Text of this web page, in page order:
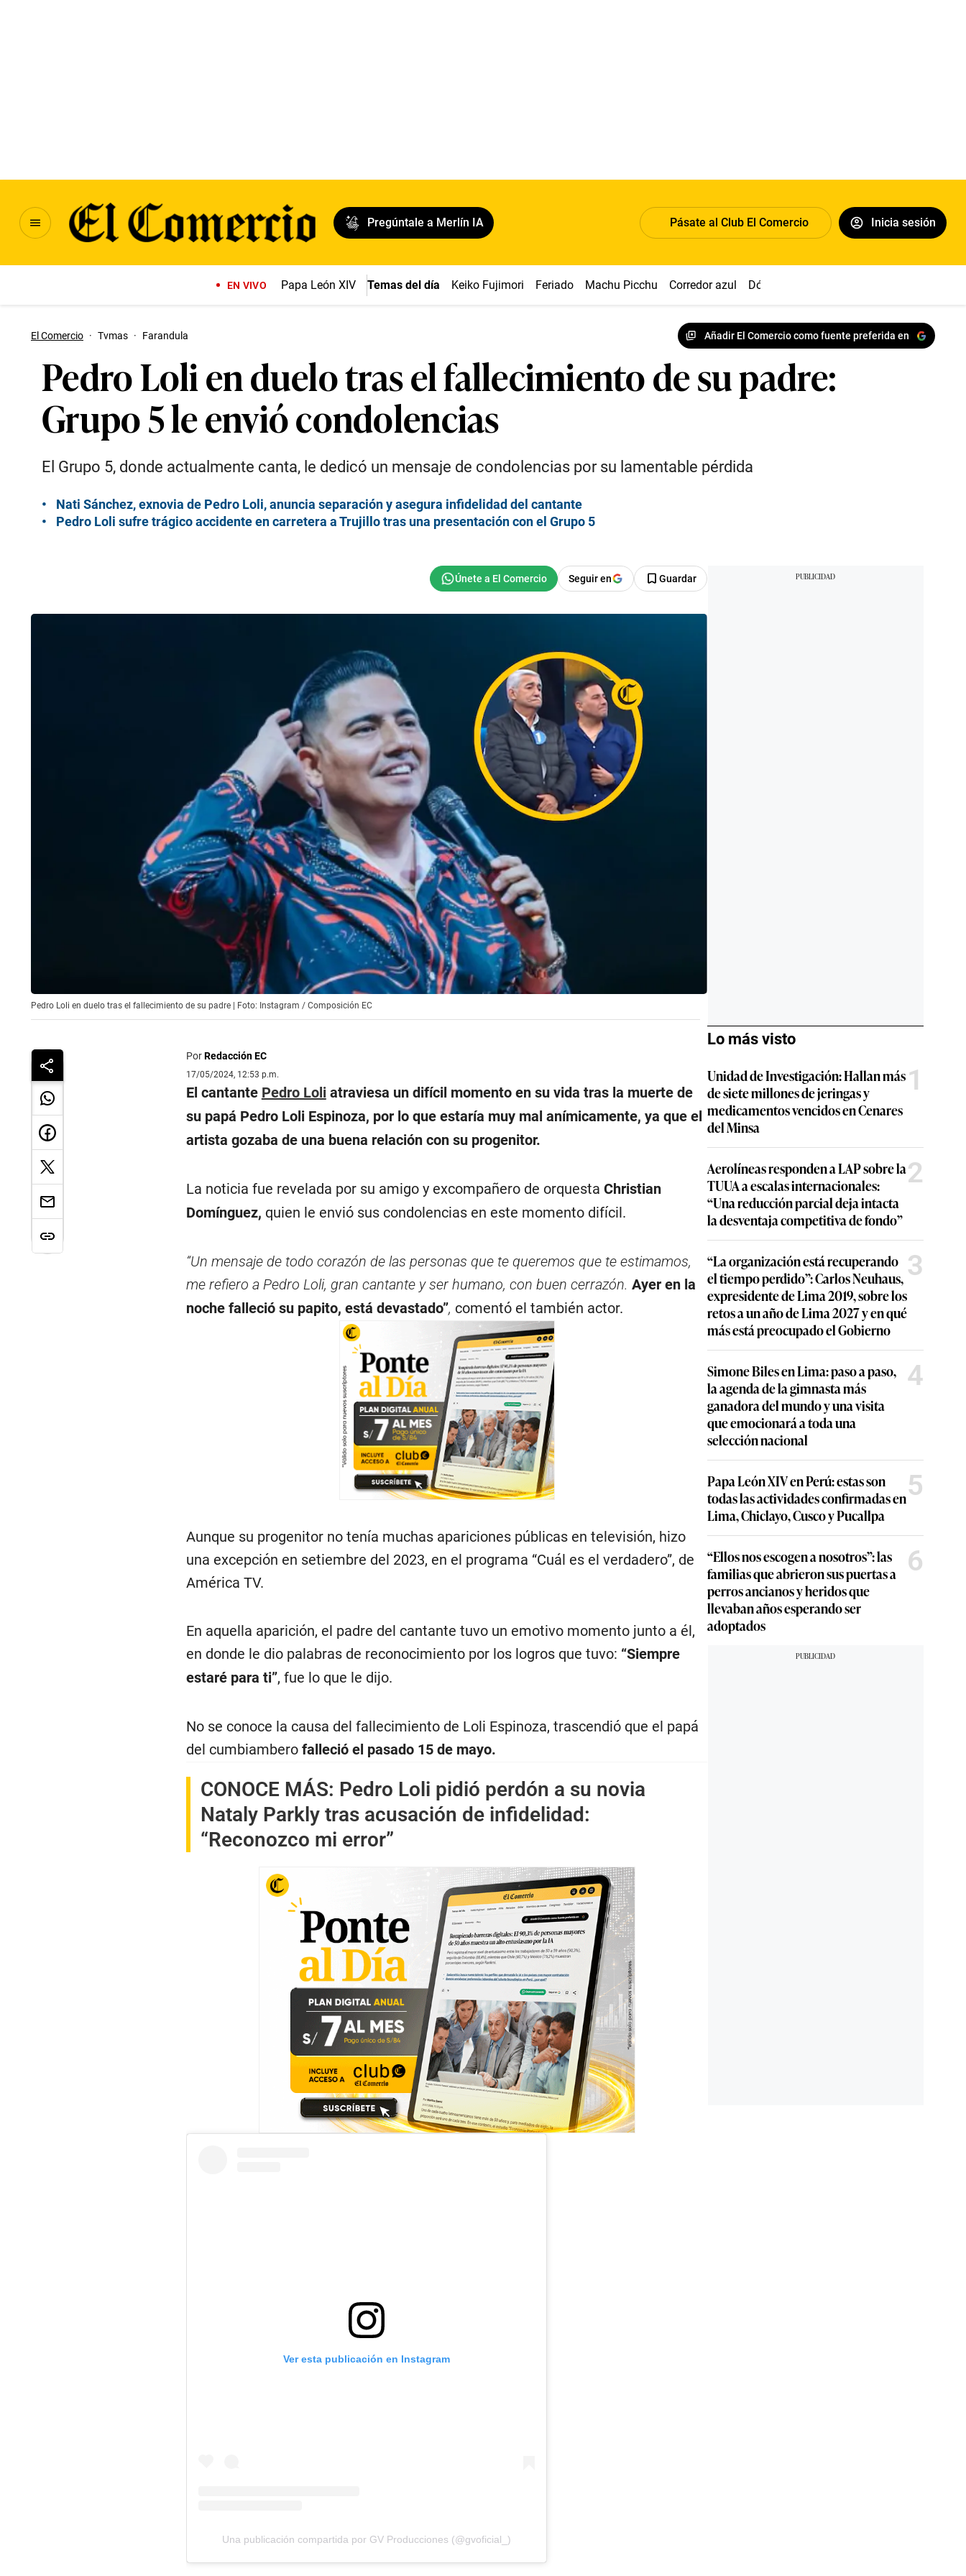
Pregúntale a Merlín IA Pásate al Club El Comercio Inicia sesión
EN VIVO Papa León XIV Temas del día Keiko Fujimori Feriado Machu Picchu Corredor azul Dólar
El Comercio · Tvmas · Farandula Añadir El Comercio como fuente preferida en
Pedro Loli en duelo tras el fallecimiento de su padre:
Grupo 5 le envió condolencias
El Grupo 5, donde actualmente canta, le dedicó un mensaje de condolencias por su lamentable pérdida
Nati Sánchez, exnovia de Pedro Loli, anuncia separación y asegura infidelidad del cantante
Pedro Loli sufre trágico accidente en carretera a Trujillo tras una presentación con el Grupo 5
Seguir en Guardar
Pedro Loli en duelo tras el fallecimiento de su padre | Foto: Instagram / Composición EC
PorRedacción EC
17/05/2024, 12:53 p.m.
El cantante Pedro Loliatraviesa un difícil momento en su vida tras la muerte de
su papá Pedro Loli Espinoza, por lo que estaría muy mal anímicamente, ya que el
artista gozaba de una buena relación con su progenitor.
La noticia fue revelada por su amigo y excompañero de orquesta Christian
Domínguez, quien le envió sus condolencias en este momento difícil.
“Un mensaje de todo corazón de las personas que te queremos que te estimamos,
me refiero a Pedro Loli, gran cantante y ser humano, con buen cerrazón. Ayer en la
noche falleció su papito, está devastado”, comentó el también actor.
Aunque su progenitor no tenía muchas apariciones públicas en televisión, hizo
una excepción en setiembre del 2023, en el programa “Cuál es el verdadero”, de
América TV.
En aquella aparición, el padre del cantante tuvo un emotivo momento junto a él,
en donde le dio palabras de reconocimiento por los logros que tuvo: “Siempre
estaré para ti”, fue lo que le dijo.
No se conoce la causa del fallecimiento de Loli Espinoza, trascendió que el papá
del cumbiambero falleció el pasado 15 de mayo.
CONOCE MÁS: Pedro Loli pidió perdón a su novia
Nataly Parkly tras acusación de infidelidad:
“Reconozco mi error”
Ver esta publicación en Instagram
Una publicación compartida por GV Producciones (@gvoficial_)
Lo más visto
Unidad de Investigación: Hallan más
de siete millones de jeringas y
medicamentos vencidos en Cenares
del Minsa
1
Aerolíneas responden a LAP sobre la
TUUA a escalas internacionales:
“Una reducción parcial deja intacta
la desventaja competitiva de fondo”
2
“La organización está recuperando
el tiempo perdido”: Carlos Neuhaus,
expresidente de Lima 2019, sobre los
retos a un año de Lima 2027 y en qué
más está preocupado el Gobierno
3
Simone Biles en Lima: paso a paso,
la agenda de la gimnasta más
ganadora del mundo y una visita
que emocionará a toda una
selección nacional
4
Papa León XIV en Perú: estas son
todas las actividades confirmadas en
Lima, Chiclayo, Cusco y Pucallpa
5
“Ellos nos escogen a nosotros”: las
familias que abrieron sus puertas a
perros ancianos y heridos que
llevaban años esperando ser
adoptados
6